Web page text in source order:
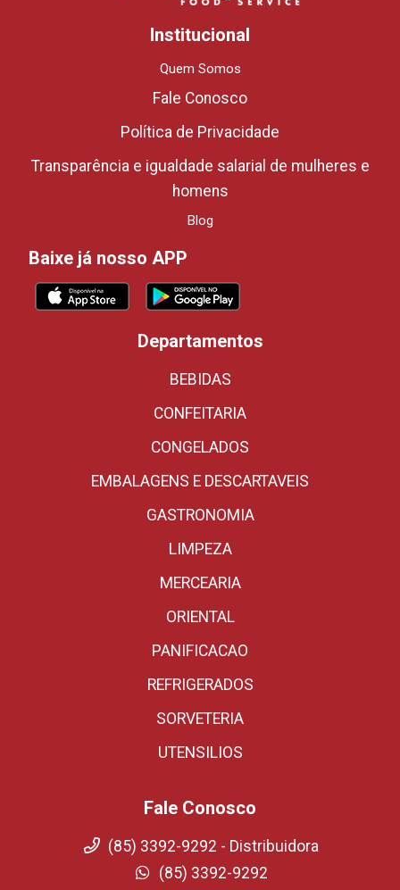
Institucional
Quem Somos
Fale Conosco
Política de Privacidade
Transparência e igualdade salarial de mulheres e
homens
Blog
Baixe já nosso APP
Departamentos
BEBIDAS
CONFEITARIA
CONGELADOS
EMBALAGENS E DESCARTAVEIS
GASTRONOMIA
LIMPEZA
MERCEARIA
ORIENTAL
PANIFICACAO
REFRIGERADOS
SORVETERIA
UTENSILIOS
Fale Conosco
(85) 3392-9292 - Distribuidora
(85) 3392-9292